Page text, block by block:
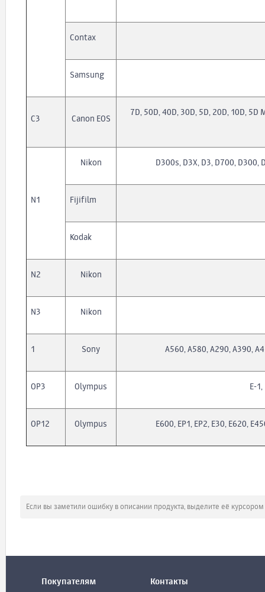
Contax
Samsung
C3 Canon EOS
7D, 50D, 40D, 30D, 5D, 20D, 10D, 5D
N1
Nikon D300s, D3X, D3, D700, D300,
Fijifilm
Kodak
N2 Nikon
N3 Nikon
1 Sony A560, A580, A290, A390,
OP3 Olympus E-
OP12 Olympus E600, EP1, EP2, E30, E620,
Если вы заметили ошибку в описании продукта, выделите её
Покупателям Контакты